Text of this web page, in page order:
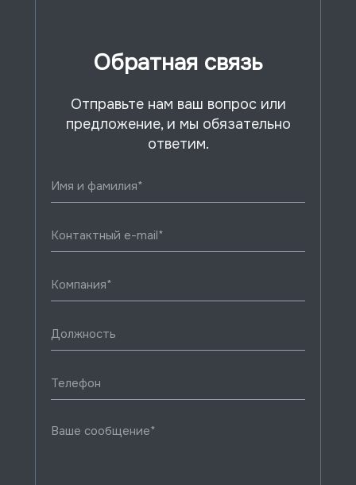
Обратная связь
Отправьте нам ваш вопрос или
предложение, и мы обязательно
ответим.